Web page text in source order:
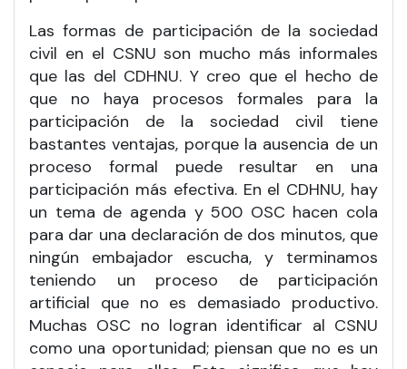
Las formas de participación de la sociedad
civil en el CSNU son mucho más informales
que las del CDHNU. Y creo que el hecho de
que no haya procesos formales para la
participación de la sociedad civil tiene
bastantes ventajas, porque la ausencia de un
proceso formal puede resultar en una
participación más efectiva. En el CDHNU, hay
un tema de agenda y 500 OSC hacen cola
para dar una declaración de dos minutos, que
ningún embajador escucha, y terminamos
teniendo un proceso de participación
artificial que no es demasiado productivo.
Muchas OSC no logran identificar al CSNU
como una oportunidad; piensan que no es un